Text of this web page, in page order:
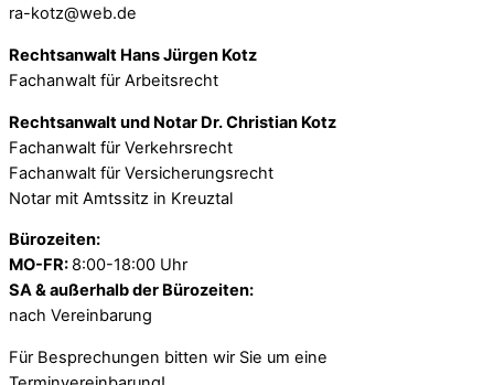
ra-kotz@web.de
Rechtsanwalt Hans Jürgen Kotz
Fachanwalt für Arbeitsrecht
Rechtsanwalt und Notar Dr. Christian Kotz
Fachanwalt für Verkehrsrecht
Fachanwalt für Versicherungsrecht
Notar mit Amtssitz in Kreuztal
Bürozeiten:
MO-FR: 8:00-18:00 Uhr
SA & außerhalb der Bürozeiten:
nach Vereinbarung
Für Besprechungen bitten wir Sie um eine